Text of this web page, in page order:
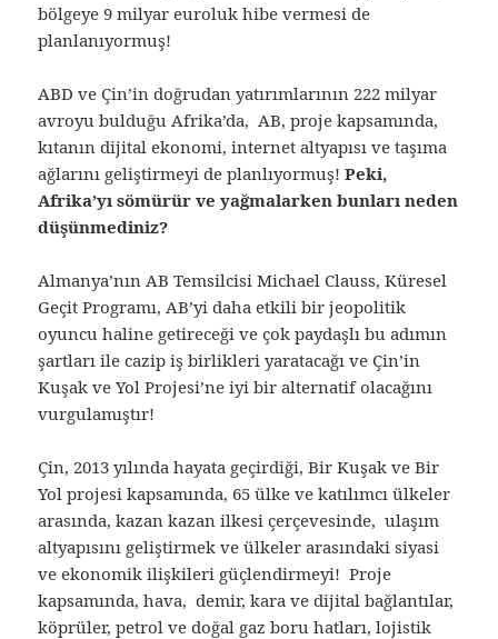
bölgeye 9 milyar euroluk hibe vermesi de
planlanıyormuş!
ABD ve Çin’in doğrudan yatırımlarının 222 milyar
avroyu bulduğu Afrika’da, AB, proje kapsamında,
kıtanın dijital ekonomi, internet altyapısı ve taşıma
ağlarını geliştirmeyi de planlıyormuş!Peki,
Afrika’yı sömürür ve yağmalarken bunları neden
düşünmediniz?
Almanya’nın AB Temsilcisi Michael Clauss, Küresel
Geçit Programı, AB’yi daha etkili bir jeopolitik
oyuncu haline getireceği ve çok paydaşlı bu adımın
şartları ile cazip iş birlikleri yaratacağı ve Çin’in
Kuşak ve Yol Projesi’ne iyi bir alternatif olacağını
vurgulamıştır!
Çin, 2013 yılında hayata geçirdiği, Bir Kuşak ve Bir
Yol projesi kapsamında, 65 ülke ve katılımcı ülkeler
arasında, kazan kazan ilkesi çerçevesinde, ulaşım
altyapısını geliştirmek ve ülkeler arasındaki siyasi
ve ekonomik ilişkileri güçlendirmeyi! Proje
kapsamında, hava, demir, kara ve dijital bağlantılar,
köprüler, petrol ve doğal gaz boru hatları, lojistik